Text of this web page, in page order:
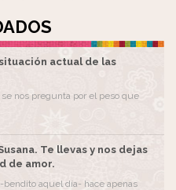
actual de las
nos pregunta por el peso que
Te llevas y nos dejas
de amor.
aquel día- hace apenas